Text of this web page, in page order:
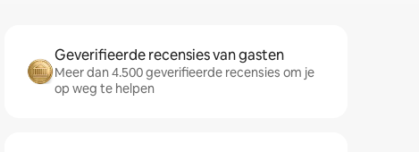
Geverifieerde recensies van gasten
Meer dan 4.500 geverifieerde recensies om je
op weg te helpen